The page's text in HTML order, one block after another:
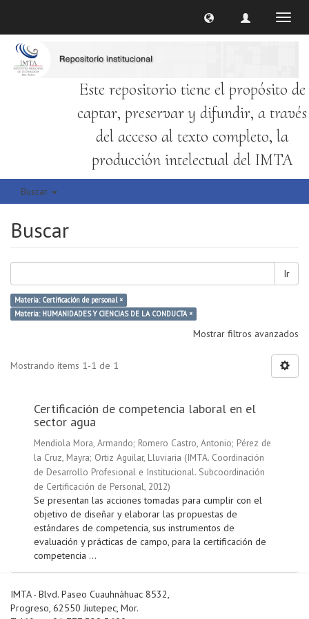
Este repositorio tiene el propósito de
captar, preservar y difundir, a través
del acceso al texto completo, la
producción intelectual del IMTA
Buscar
Buscar
Ir
Materia: Certificación de personal ×
Materia: HUMANIDADES Y CIENCIAS DE LA CONDUCTA ×
Mostrar filtros avanzados
Mostrando ítems 1-1 de 1
Certificación de competencia laboral en el
sector agua
Mendiola Mora, Armando; Romero Castro, Antonio; Pérez de
la Cruz, Mayra; Ortiz Aguilar, Lluviaria (IMTA. Coordinación
de Desarrollo Profesional e Institucional. Subcoordinación
de Certificación de Personal, 2012)
Se presentan las acciones tomadas para cumplir con el
objetivo de diseñar y elaborar las propuestas de
estándares de competencia, sus instrumentos de
evaluación y prácticas de campo, para la certificación de
competencia ...
IMTA - Blvd. Paseo Cuauhnáhuac 8532,
Progreso, 62550 Jiutepec, Mor.